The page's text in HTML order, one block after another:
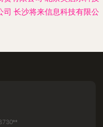
司 长沙将来信息科技有限公